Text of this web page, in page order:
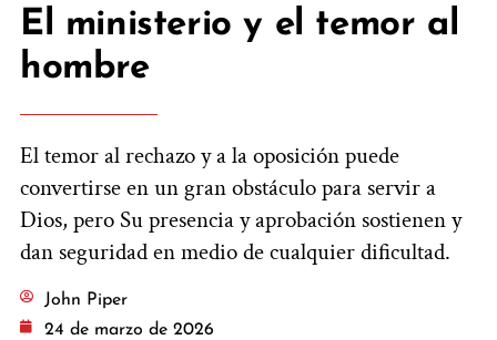
El ministerio y el temor al
hombre
El temor al rechazo y a la oposición puede
convertirse en un gran obstáculo para servir a
Dios, pero Su presencia y aprobación sostienen y
dan seguridad en medio de cualquier dificultad.
John Piper
24 de marzo de 2026